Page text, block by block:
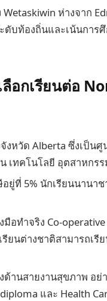
Wetaskiwin ห่างจาก
ดับท้องถิ่นและเน้นการ
อกเรียนต่อ
งหวัด Alberta ซึ่งเป็น
เทคโนโลยี อุตสาหกร
ยู่ที่ 5% นักเรียนนานา
อทำจริง Co-
นต่างชาติสามารถเรี
านสายงานสุขภาพ อย่
และ Health